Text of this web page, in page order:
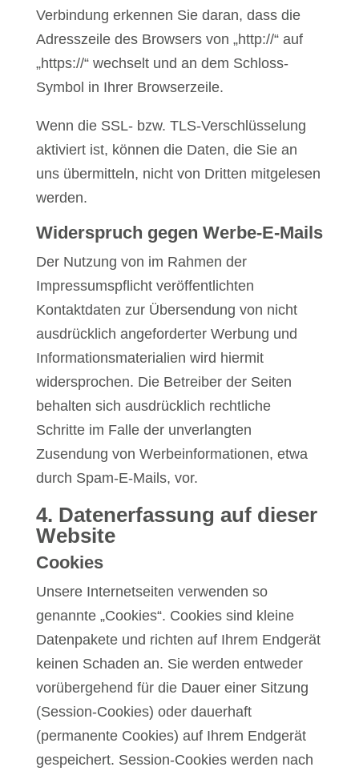
Verbindung erkennen Sie daran, dass die
Adresszeile des Browsers von „http://“ auf
„https://“ wechselt und an dem Schloss-
Symbol in Ihrer Browserzeile.
Wenn die SSL- bzw. TLS-Verschlüsselung
aktiviert ist, können die Daten, die Sie an
uns übermitteln, nicht von Dritten mitgelesen
werden.
Widerspruch gegen Werbe-E-Mails
Der Nutzung von im Rahmen der
Impressumspflicht veröffentlichten
Kontaktdaten zur Übersendung von nicht
ausdrücklich angeforderter Werbung und
Informationsmaterialien wird hiermit
widersprochen. Die Betreiber der Seiten
behalten sich ausdrücklich rechtliche
Schritte im Falle der unverlangten
Zusendung von Werbeinformationen, etwa
durch Spam-E-Mails, vor.
4. Datenerfassung auf dieser
Website
Cookies
Unsere Internetseiten verwenden so
genannte „Cookies“. Cookies sind kleine
Datenpakete und richten auf Ihrem Endgerät
keinen Schaden an. Sie werden entweder
vorübergehend für die Dauer einer Sitzung
(Session-Cookies) oder dauerhaft
(permanente Cookies) auf Ihrem Endgerät
gespeichert. Session-Cookies werden nach